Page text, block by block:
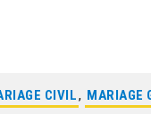
CIVIL, MARIAGE